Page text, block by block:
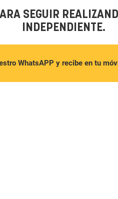
SEGUIR
INDEPENDIENTE.
WhatsAPP y recibe en tu